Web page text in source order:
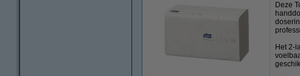
Deze
Het 2-